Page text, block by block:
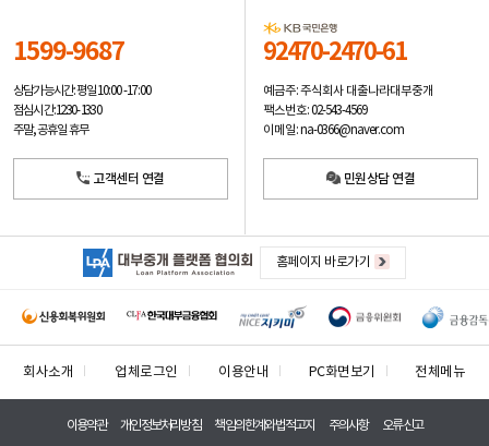
1599-9687
상담가능시간: 평일10:00 -17:00
점심시간: 12:30 - 13:30
주말, 공휴일 휴무
고객센터 연결
92470-2470-61
예금주: 주식회사 대출나라대부중개
팩스번호: 02-543-4569
이메일: na-0366@naver.com
민원상담 연결
홈페이지 바로가기
회사소개 업체로그인 이용안내 PC화면보기 전체메뉴
이용약관 개인정보처리방침 책임의한계와법적고지 주의사항 오류신고